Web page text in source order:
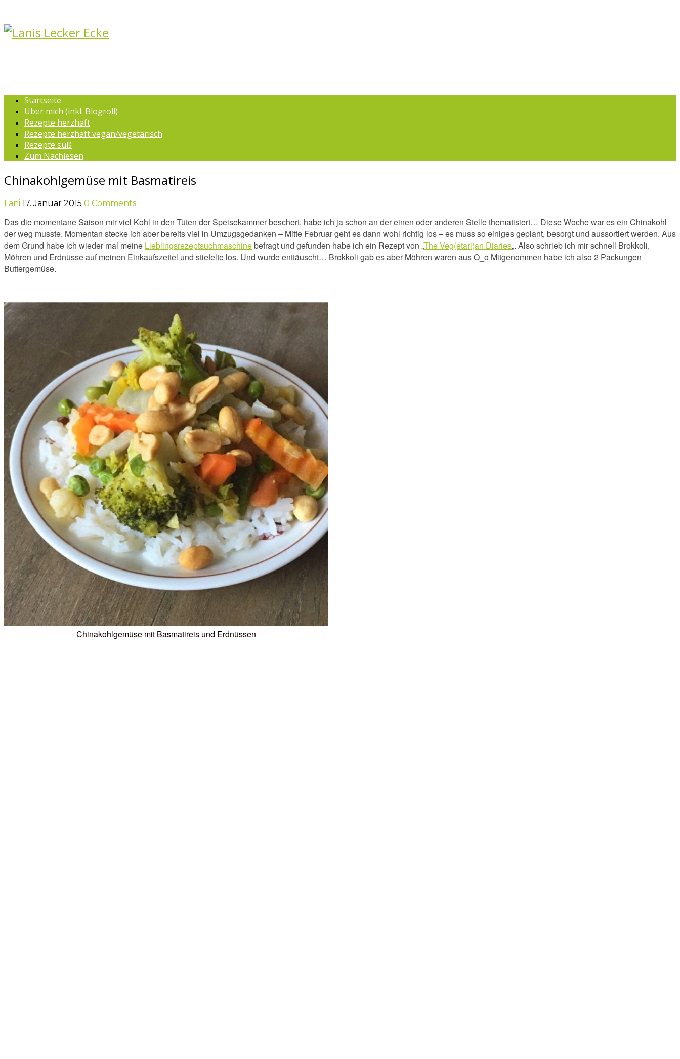
Startseite
Über mich (inkl. Blogroll)
Rezepte herzhaft
Rezepte herzhaft vegan/vegetarisch
Rezepte süß
Zum Nachlesen
Chinakohlgemüse mit Basmatireis
Lani 17. Januar 2015 0 Comments
Das die momentane Saison mir viel Kohl in den Tüten der Speisekammer beschert, habe ich ja schon an der einen oder anderen Stelle thematisiert… Diese Woche war es ein Chinakohl
der weg musste. Momentan stecke ich aber bereits viel in Umzugsgedanken – Mitte Februar geht es dann wohl richtig los – es muss so einiges geplant, besorgt und aussortiert werden. Aus
dem Grund habe ich wieder mal meine Lieblingsrezeptsuchmaschinebefragt und gefunden habe ich ein Rezept von „The Veg(etari)an Diaries„. Also schrieb ich mir schnell Brokkoli,
Möhren und Erdnüsse auf meinen Einkaufszettel und stiefelte los. Und wurde enttäuscht… Brokkoli gab es aber Möhren waren aus O_o Mitgenommen habe ich also 2 Packungen
Buttergemüse.
Chinakohlgemüse mit Basmatireis und Erdnüssen